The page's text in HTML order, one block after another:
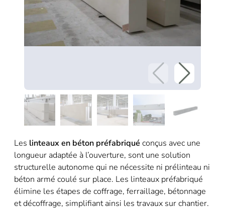
Les linteaux en béton préfabriqué conçus avec une
longueur adaptée à l’ouverture, sont une solution
structurelle autonome qui ne nécessite ni prélinteau ni
béton armé coulé sur place. Les linteaux préfabriqué
élimine les étapes de coffrage, ferraillage, bétonnage
et décoffrage, simplifiant ainsi les travaux sur chantier.